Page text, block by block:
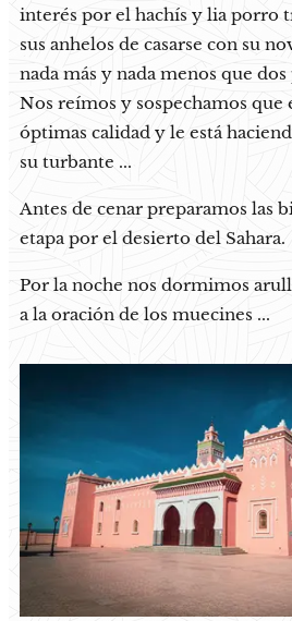
interés por el hachís y lia porro
sus anhelos de casarse con su
nada más y nada menos que
Nos reímos y sospechamos que
óptimas calidad y le está
su turbante ...
Antes de cenar preparamos las
etapa por el desierto del Sahara.
Por la noche nos dormimos
a la oración de los muecines ...